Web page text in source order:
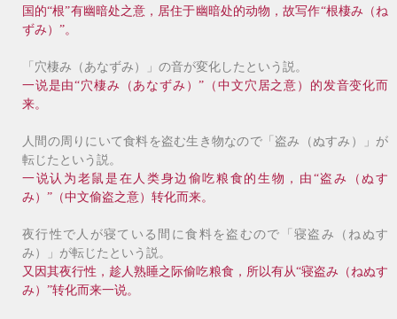
国的“根”有幽暗处之意，居住于幽暗处的动物，故写作“根棲み（ね
ずみ）”。
「穴棲み（あなずみ）」の音が変化したという説。
一说是由“穴棲み（あなずみ）”（中文穴居之意）的发音变化而
来。
人間の周りにいて食料を盗む生き物なので「盗み（ぬすみ）」が
転じたという説。
一说认为老鼠是在人类身边偷吃粮食的生物，由“盗み（ぬす
み）”（中文偷盗之意）转化而来。
夜行性で人が寝ている間に食料を盗むので「寝盗み（ねぬす
み）」が転じたという説。
又因其夜行性，趁人熟睡之际偷吃粮食，所以有从“寝盗み（ねぬす
み）”转化而来一说。